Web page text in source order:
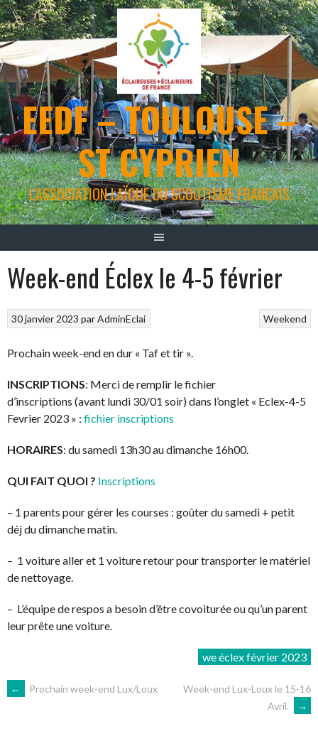
Aller
au
contenu
EEDF – TOULOUSE –
ST CYPRIEN
L'ASSOCIATION LAÏQUE DU SCOUTISME FRANÇAIS
Week-end Éclex le 4-5 février
Weekend
30 janvier 2023 parAdminEclai
Prochain week-end en dur « Taf et tir ».
INSCRIPTIONS: Merci de remplir le fichier
d’inscriptions (avant lundi 30/01 soir) dans l’onglet « Eclex-4-5
Fevrier 2023 » : fichier inscriptions
HORAIRES: du samedi 13h30 au dimanche 16h00.
QUI FAIT QUOI ? Inscriptions
– 1 parents pour gérer les courses : goûter du samedi + petit
déj du dimanche matin.
– 1 voiture aller et 1 voiture retour pour transporter le matériel
de nettoyage.
– L’équipe de respos a besoin d’être covoiturée ou qu’un parent
leur prête une voiture.
we éclex février 2023
NAVIGATION
← Prochain week-end Lux/Loux
Week-end Lux-Loux le 15-16
Avril.
→